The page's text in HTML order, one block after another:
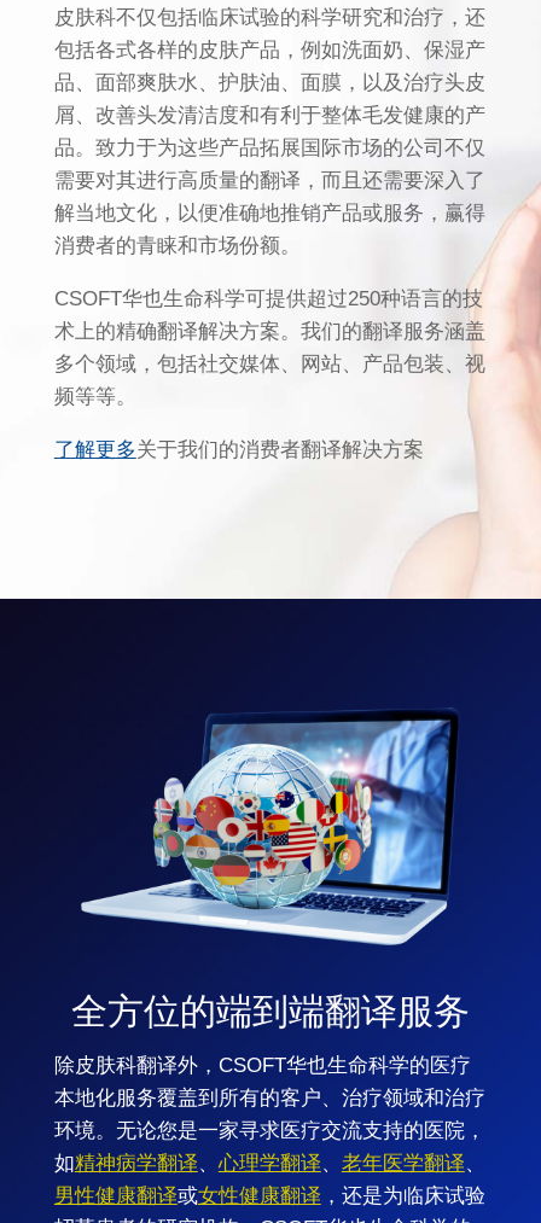
皮肤科不仅包括临床试验的科学研究和治疗，还
包括各式各样的皮肤产品，例如洗面奶、保湿产
品、面部爽肤水、护肤油、面膜，以及治疗头皮
屑、改善头发清洁度和有利于整体毛发健康的产
品。致力于为这些产品拓展国际市场的公司不仅
需要对其进行高质量的翻译，而且还需要深入了
解当地文化，以便准确地推销产品或服务，赢得
消费者的青睐和市场份额。
CSOFT华也生命科学可提供超过250种语言的技
术上的精确翻译解决方案。我们的翻译服务涵盖
多个领域，包括社交媒体、网站、产品包装、视
频等等。
了解更多关于我们的消费者翻译解决方案
全方位的端到端翻译服务
除皮肤科翻译外，CSOFT华也生命科学的医疗
本地化服务覆盖到所有的客户、治疗领域和治疗
环境。无论您是一家寻求医疗交流支持的医院，
如精神病学翻译、 心理学翻译、 老年医学翻译、
男性健康翻译或女性健康翻译 ，还是为临床试验